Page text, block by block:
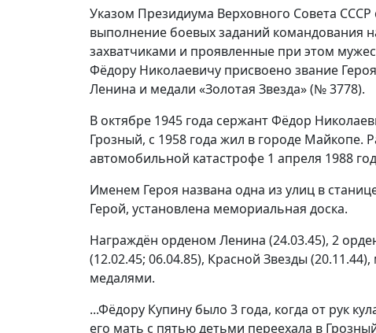
Указом Президиума Верховного Совета СССР
выполнение боевых заданий командования
захватчиками и проявленные при этом
Фёдору Николаевичу присвоено звание
Ленина и медали «Золотая Звезда» (№ 3778).
В октябре 1945 года сержант Фёдор
Грозный, с 1958 года жил в городе
автомобильной катастрофе 1 апреля 1988
Именем Героя названа одна из улиц в
Герой, установлена мемориальная доска.
Награждён орденом Ленина (24.03.45), 2
(12.02.45; 06.04.85), Красной Звезды
медалями.
...Фёдору Купину было 3 года, когда от рук
его мать с пятью детьми переехала в